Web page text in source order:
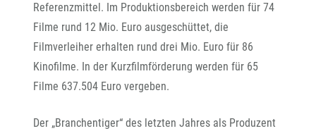
Referenzmittel. Im Produktionsbereich werden für 74
Filme rund 12 Mio. Euro ausgeschüttet, die
Filmverleiher erhalten rund drei Mio. Euro für 86
Kinofilme. In der Kurzfilmförderung werden für 65
Filme 637.504 Euro vergeben.
Der „Branchentiger“ des letzten Jahres als Produzent